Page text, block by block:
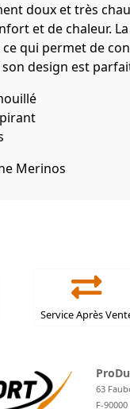
doux et très
et de chaleur.
qui permet de
design est
Merinos
Service Après
63
F-90000